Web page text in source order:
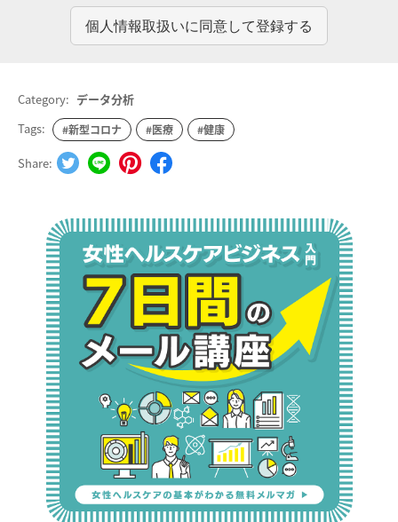
Category: データ分析
Tags:
#新型コロナ #医療 #健康
Share: